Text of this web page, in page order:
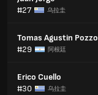
#27
乌拉圭
Tomas Agustin Pozzo
#29
阿根廷
Erico Cuello
#30
乌拉圭